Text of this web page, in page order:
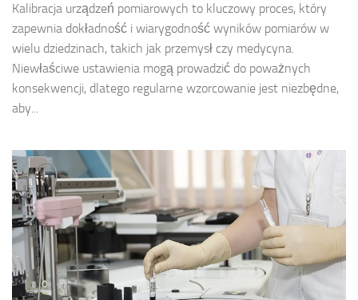
Kalibracja urządzeń pomiarowych to kluczowy proces, który
zapewnia dokładność i wiarygodność wyników pomiarów w
wielu dziedzinach, takich jak przemysł czy medycyna.
Niewłaściwe ustawienia mogą prowadzić do poważnych
konsekwencji, dlatego regularne wzorcowanie jest niezbędne,
aby...